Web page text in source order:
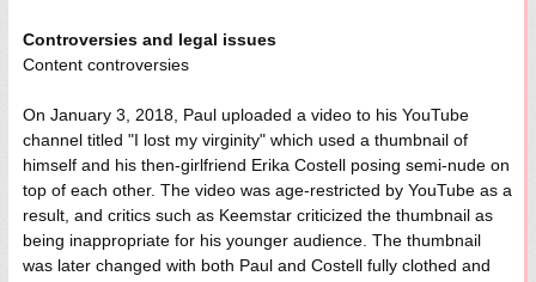
Controversies and legal issues
Content controversies
On January 3, 2018, Paul uploaded a video to his YouTube
channel titled "I lost my virginity" which used a thumbnail of
himself and his then-girlfriend Erika Costell posing semi-nude on
top of each other. The video was age-restricted by YouTube as a
result, and critics such as Keemstar criticized the thumbnail as
being inappropriate for his younger audience. The thumbnail
was later changed with both Paul and Costell fully clothed and